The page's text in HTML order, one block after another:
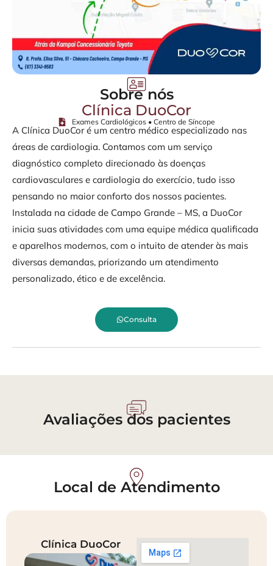
Sobre nós
Clínica DuoCor
Exames Cardiológicos • Centro de Síncope
A Clínica DuoCor é um centro médico especializado nas
áreas de cardiologia. Contamos com um serviço
diagnóstico completo direcionado às doenças
cardiovasculares e cardiologia do exercício, tudo isso
pensando no maior conforto dos nossos pacientes.
Instalada na cidade de Campo Grande – MS, a DuoCor
inicia suas atividades com uma equipe médica qualificada
e aparelhos modernos, com o intuito de atender às mais
diversas demandas, priorizando um atendimento
personalizado, ético e de excelência.
Consulta
Avaliações dos pacientes
Local de Atendimento
Clínica DuoCor